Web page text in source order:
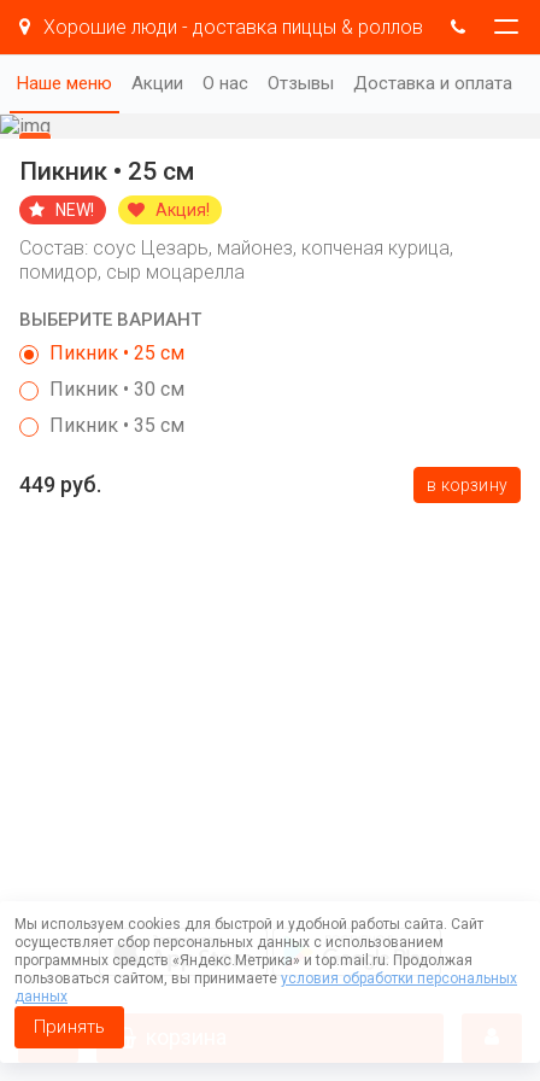
Хорошие люди - доставка пиццы & роллов
Наше меню Акции О нас Отзывы Доставка и оплата
Пикник • 25 см
NEW! Акция!
Состав: соус Цезарь, майонез, копченая курица,
помидор, сыр моцарелла
ВЫБЕРИТЕ ВАРИАНТ
Пикник • 25 см
Пикник • 30 см
Пикник • 35 см
449 руб. в корзину
Мы используем cookies для быстрой и удобной работы сайта. Сайт
осуществляет сбор персональных данных с использованием
программных средств «Яндекс.Метрика» и top.mail.ru. Продолжая
пользоваться сайтом, вы принимаете условия обработки персональных
данных
Принять